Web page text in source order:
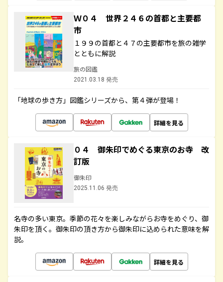
Ｗ０４ 世界２４６の首都と主要都
市
１９９の首都と４７の主要都市を旅の雑学
とともに解説
旅の図鑑
2021.03.18 発売
「地球の歩き方」図鑑シリーズから、第４弾が登場！
詳細を見る
０４ 御朱印でめぐる東京のお寺 改
訂版
御朱印
2025.11.06 発売
名寺の多い東京。季節の花々を楽しみながらお寺をめぐり、御
朱印を頂く。御朱印の頂き方から御朱印に込められた意味を解
説。
詳細を見る